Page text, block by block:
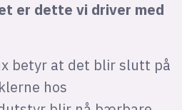
er dette vi driver med
betyr at det blir slutt på
hos